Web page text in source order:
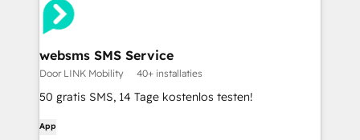
websms SMS Service
Door LINK Mobility 40+ installaties
50 gratis SMS, 14 Tage kostenlos testen!
App